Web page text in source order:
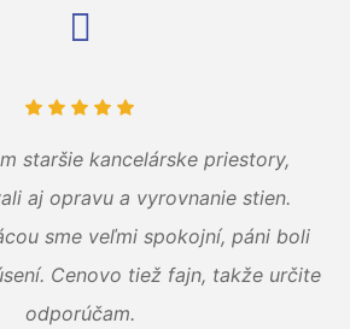
staršie kancelárske priestory,
aj opravu a vyrovnanie stien.
sme veľmi spokojní, páni boli
Cenovo tiež fajn, takže určite
odporúčam.